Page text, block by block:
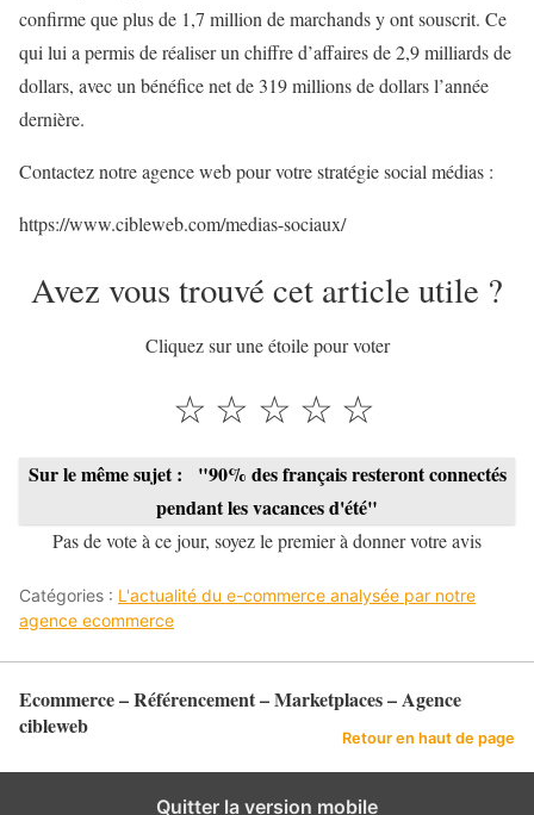
confirme que plus de 1,7 million de marchands y ont souscrit. Ce
qui lui a permis de réaliser un chiffre d’affaires de 2,9 milliards de
dollars, avec un bénéfice net de 319 millions de dollars l’année
dernière.
Contactez notre agence web pour votre stratégie social médias :
https://www.cibleweb.com/medias-sociaux/
Avez vous trouvé cet article utile ?
Cliquez sur une étoile pour voter
☆
☆
☆
☆
☆
Sur le même sujet :
"90% des français resteront connectés
pendant les vacances d'été"
Pas de vote à ce jour, soyez le premier à donner votre avis
Catégories : L'actualité du e-commerce analysée par notre
agence ecommerce
Ecommerce – Référencement – Marketplaces – Agence
cibleweb
Retour en haut de page
Quitter la version mobile